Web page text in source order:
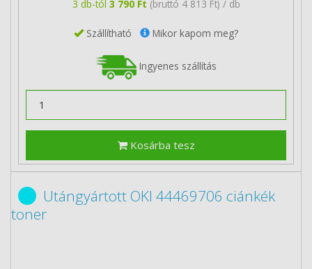
3 db-tól 3 790 Ft (bruttó 4 813 Ft) / db
Szállítható Mikor kapom meg?
Ingyenes szállítás
Kosárba tesz
Utángyártott OKI 44469706 ciánkék
toner